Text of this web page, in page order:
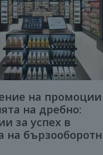
на
на дребно:
за успех в
на